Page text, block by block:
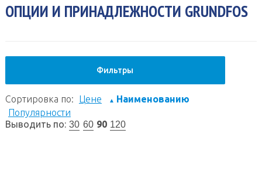
ОПЦИИ И ПРИНАДЛЕЖНОСТИ GRUNDFOS
Фильтры
Сортировка по: Цене ▲ Наименованию
Популярности
Выводить по: 30 60 90 120